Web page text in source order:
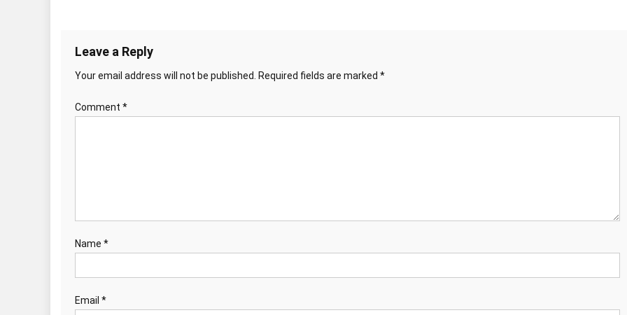
Leave a Reply
Your email address will not be published. Required fields are marked *
Comment *
Name *
Email *